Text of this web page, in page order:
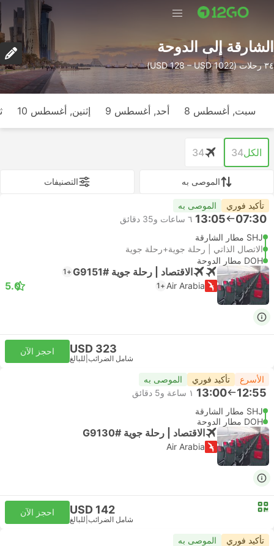
الشارقة إلى الدوحة
٣٤ رحلات (USD 128 – USD 1022)
سبت, أغسطس 8 أحد, أغسطس 9 إثنين, أغسطس 10
الكل34
34
الموصى به التصنيفات
تأكيد فوري الموصى به
07:30
13:05 ٦ ساعات و‫35 دقائق
SHJ مطار الشارقة
الاتصال الذاتي | رحلة جوية+رحلة جوية
DOH مطار الدوحة
الاقتصاد | رحلة جوية #G9151 +1
Air Arabia
+1
5.0
USD 323
شامل الضرائب للبالغ
احجز الآن
الأسرع تأكيد فوري الموصى به
12:55
13:00 ١ ساعة و‫5 دقائق
SHJ مطار الشارقة
DOH مطار الدوحة
الاقتصاد | رحلة جوية #G9130
Air Arabia
USD 142
شامل الضرائب للبالغ
احجز الآن
تأكيد فوري الموصى به